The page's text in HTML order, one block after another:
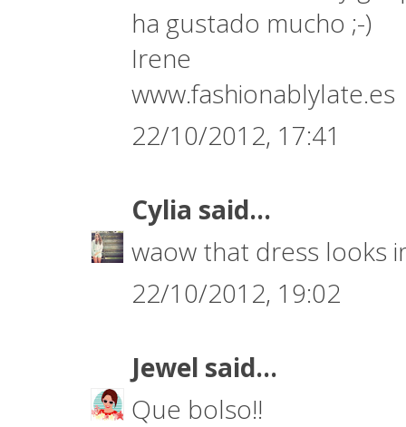
ha gustado mucho ;-)
Irene
www.fashionablylate.es
22/10/2012, 17:41
Cylia said...
waow that dress looks
22/10/2012, 19:02
Jewel said...
Que bolso!!